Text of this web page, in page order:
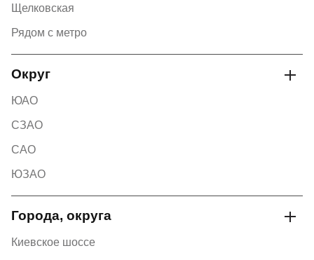
Щелковская
Рядом с метро
Округ
ЮАО
СЗАО
САО
ЮЗАО
Города, округа
Киевское шоссе